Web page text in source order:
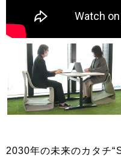
2030年の未来のカタチ